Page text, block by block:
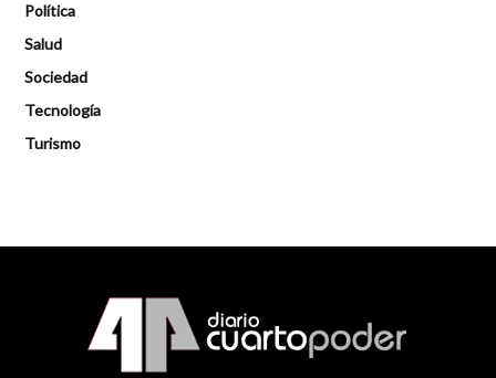
Política
Salud
Sociedad
Tecnología
Turismo